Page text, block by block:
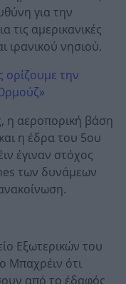
για την
τις αμερικανικές
ιρανικού νησιού.
ορίζουμε την
η αεροπορική βάση
η έδρα του 5ου
έγιναν στόχος
των δυνάμεων
Εξωτερικών του
Μπαχρέιν ότι
από το έδαφός